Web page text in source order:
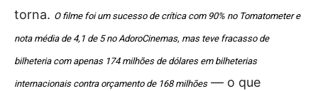
torna. O filme foi um sucesso de crítica com 90% no Tomatometer e
nota média de 4,1 de 5 no AdoroCinemas, mas teve fracasso de
bilheteria com apenas 174 milhões de dólares em bilheterias
internacionais contra orçamento de 168 milhões— o que